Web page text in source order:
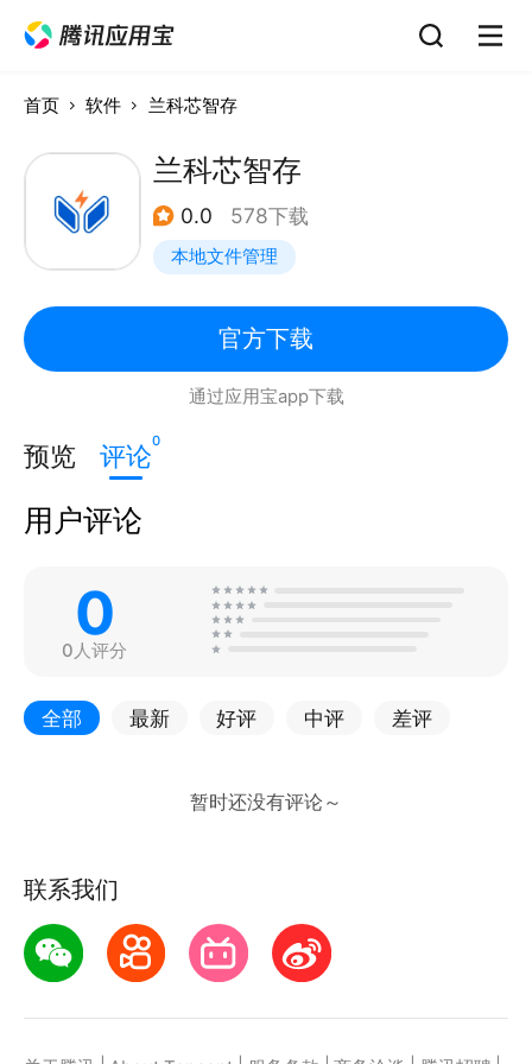
首页 软件 兰科芯智存
兰科芯智存
0.0 578下载
本地文件管理
官方下载
通过应用宝app下载
预览 评论0
用户评论
0
0人评分
全部 最新 好评 中评 差评
联系我们